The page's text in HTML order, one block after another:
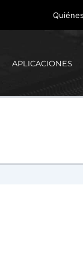
APLICACIONES